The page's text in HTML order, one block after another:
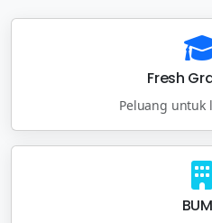
Fresh
Peluang untuk